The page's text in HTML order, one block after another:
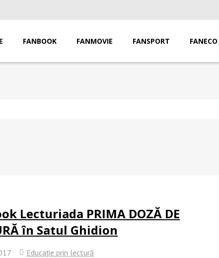
FANBOOK FANMOVIE FANSPORT FANECO
Lecturiada PRIMA DOZĂ DE
în Satul Ghidion
Educație prin lectură